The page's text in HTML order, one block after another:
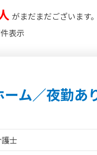
がまだまだございます。
件表示
ム／夜勤あ
士